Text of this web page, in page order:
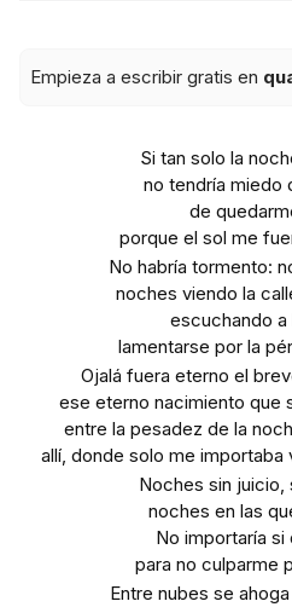
Empieza a escribir gratis en
Si tan solo la
no tendría miedo
de
porque el sol me
No habría tormento:
noches viendo la
escuchando
lamentarse por la
Ojalá fuera eterno el
ese eterno nacimiento que
entre la pesadez de la
allí, donde solo me importaba
Noches sin juicio,
noches en las
No importaría si
para no culparme
Entre nubes se